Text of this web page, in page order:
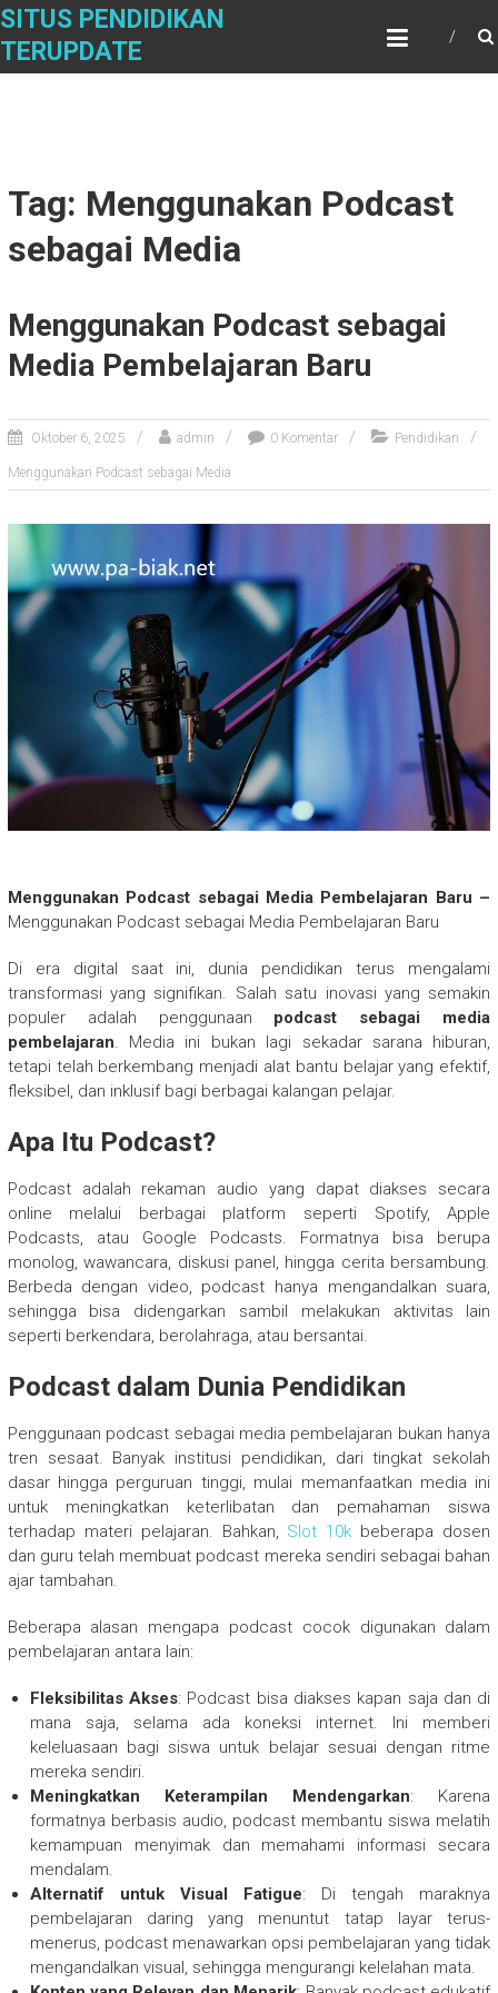
Skip
content
SITUS PENDIDIKAN
TERUPDATE
Tag: Menggunakan Podcast
sebagai Media
Menggunakan Podcast sebagai
Media Pembelajaran Baru
Oktober 6, 2025 admin 0 Komentar Pendidikan
Menggunakan Podcast sebagai Media
Menggunakan Podcast sebagai Media Pembelajaran Baru –
Menggunakan Podcast sebagai Media Pembelajaran Baru
Di era digital saat ini, dunia pendidikan terus mengalami
transformasi yang signifikan. Salah satu inovasi yang semakin
populer adalah penggunaan podcast sebagai media
pembelajaran. Media ini bukan lagi sekadar sarana hiburan,
tetapi telah berkembang menjadi alat bantu belajar yang efektif,
fleksibel, dan inklusif bagi berbagai kalangan pelajar.
Apa Itu Podcast?
Podcast adalah rekaman audio yang dapat diakses secara
online melalui berbagai platform seperti Spotify, Apple
Podcasts, atau Google Podcasts. Formatnya bisa berupa
monolog, wawancara, diskusi panel, hingga cerita bersambung.
Berbeda dengan video, podcast hanya mengandalkan suara,
sehingga bisa didengarkan sambil melakukan aktivitas lain
seperti berkendara, berolahraga, atau bersantai.
Podcast dalam Dunia Pendidikan
Penggunaan podcast sebagai media pembelajaran bukan hanya
tren sesaat. Banyak institusi pendidikan, dari tingkat sekolah
dasar hingga perguruan tinggi, mulai memanfaatkan media ini
untuk meningkatkan keterlibatan dan pemahaman siswa
terhadap materi pelajaran. Bahkan, Slot 10k beberapa dosen
dan guru telah membuat podcast mereka sendiri sebagai bahan
ajar tambahan.
Beberapa alasan mengapa podcast cocok digunakan dalam
pembelajaran antara lain:
Fleksibilitas Akses: Podcast bisa diakses kapan saja dan di
mana saja, selama ada koneksi internet. Ini memberi
keleluasaan bagi siswa untuk belajar sesuai dengan ritme
mereka sendiri.
Meningkatkan Keterampilan Mendengarkan: Karena
formatnya berbasis audio, podcast membantu siswa melatih
kemampuan menyimak dan memahami informasi secara
mendalam.
Alternatif untuk Visual Fatigue: Di tengah maraknya
pembelajaran daring yang menuntut tatap layar terus-
menerus, podcast menawarkan opsi pembelajaran yang tidak
mengandalkan visual, sehingga mengurangi kelelahan mata.